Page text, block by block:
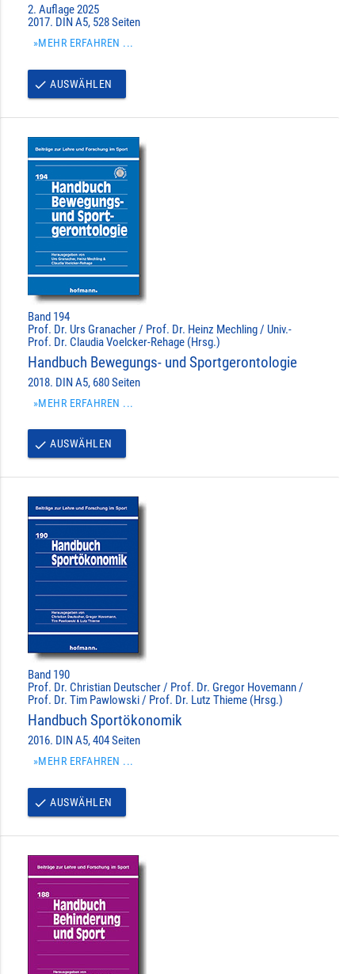
2. Auflage 2025
2017. DIN A5, 528 Seiten
»MEHR ERFAHREN ...
done AUSWÄHLEN
Band 194
Prof. Dr. Urs Granacher / Prof. Dr. Heinz Mechling / Univ.-
Prof. Dr. Claudia Voelcker-Rehage (Hrsg.)
Handbuch Bewegungs- und Sportgerontologie
2018. DIN A5, 680 Seiten
»MEHR ERFAHREN ...
done AUSWÄHLEN
Band 190
Prof. Dr. Christian Deutscher / Prof. Dr. Gregor Hovemann /
Prof. Dr. Tim Pawlowski / Prof. Dr. Lutz Thieme (Hrsg.)
Handbuch Sportökonomik
2016. DIN A5, 404 Seiten
»MEHR ERFAHREN ...
done AUSWÄHLEN